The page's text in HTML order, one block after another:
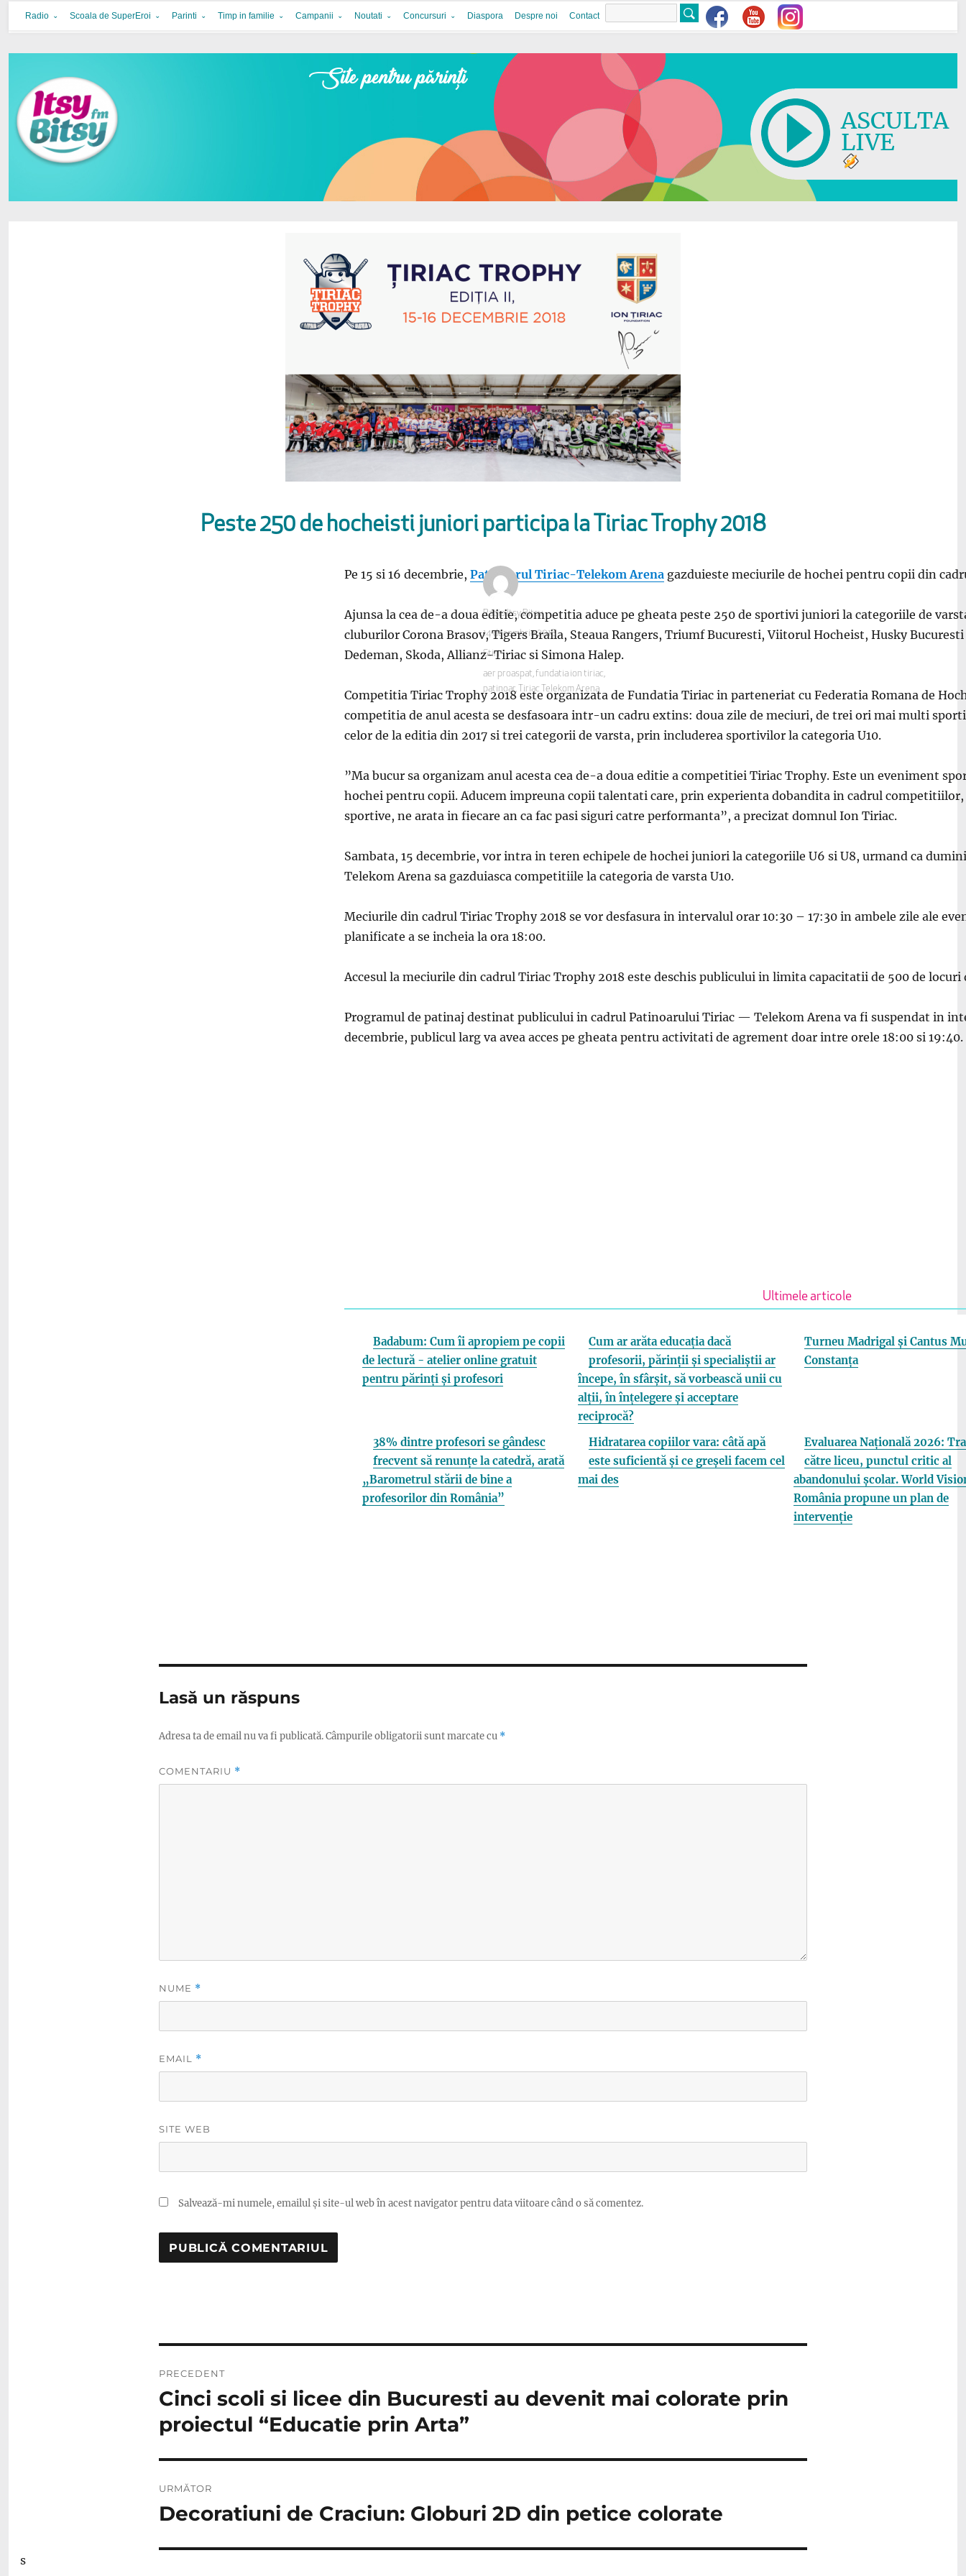
Itsy Bitsy
bucurie in familie
Radio Scoala de SuperEroi Parinti Timp in familie Campanii Noutati Concursuri Diaspora Despre noi Contact
ASCULTA
LIVE
Peste 250 de hocheisti juniori participa la Tiriac Trophy 2018
Pe 15 si 16 decembrie, Patinoarul Tiriac-Telekom Arenagazduieste meciurile de hochei pentru copii din
Ajunsa la cea de-a doua editie, competitia aduce pe gheata peste 250 de sportivi juniori la categoriile de
cluburilor Corona Brasov, Tigers Braila, Steaua Rangers, Triumf Bucuresti, Viitorul Hocheist, Husky
Dedeman, Skoda, Allianz-Tiriac si Simona Halep.
Competitia Tiriac Trophy 2018 este organizata de Fundatia Tiriac in parteneriat cu Federatia Romana de
competitia de anul acesta se desfasoara intr-un cadru extins: doua zile de meciuri, de trei ori mai multi
celor de la editia din 2017 si trei categorii de varsta, prin includerea sportivilor la categoria U10.
”Ma bucur sa organizam anul acesta cea de-a doua editie a competitiei Tiriac Trophy. Este un eveniment
hochei pentru copii. Aducem impreuna copii talentati care, prin experienta dobandita in cadrul
sportive, ne arata in fiecare an ca fac pasi siguri catre performanta”, a precizat domnul Ion Tiriac.
Sambata, 15 decembrie, vor intra in teren echipele de hochei juniori la categoriile U6 si U8, urmand ca
Telekom Arena sa gazduiasca competitiile la categoria de varsta U10.
Meciurile din cadrul Tiriac Trophy 2018 se vor desfasura in intervalul orar 10:30 – 17:30 in ambele zile ale
planificate a se incheia la ora 18:00.
Accesul la meciurile din cadrul Tiriac Trophy 2018 este deschis publicului in limita capacitatii de 500 de
Programul de patinaj destinat publicului in cadrul Patinoarului Tiriac — Telekom Arena va fi suspendat in
decembrie, publicul larg va avea acces pe gheata pentru activitati de agrement doar intre orele 18:00 si 19:40.
Ultimele articole
Badabum: Cum îi apropiem pe copii
de lectură - atelier online gratuit
pentru părinți și profesori
Cum ar arăta educația dacă
profesorii, părinții și specialiștii ar
începe, în sfârșit, să vorbească unii cu
alții, în înțelegere și acceptare
reciprocă?
Turneu Madrigal și Cantus
Constanța
38% dintre profesori se gândesc
frecvent să renunțe la catedră, arată
„Barometrul stării de bine a
profesorilor din România”
Hidratarea copiilor vara: câtă apă
este suficientă și ce greșeli facem cel
mai des
Evaluarea Națională 2026:
către liceu, punctul critic al
abandonului școlar. World
România propune un plan de
intervenție
Autor
Radio Itsy Bitsy
Publicat
pe
14 decembrie 2018
Categorii
Stiri
Etichete
aer proaspat,fundatia ion tiriac,
patinoar, Tiriac Telekom Arena
Lasă un răspuns
Adresa ta de email nu va fi publicată.Câmpurile obligatorii sunt marcate cu *
COMENTARIU *
NUME *
EMAIL *
SITE WEB
Salvează-mi numele, emailul și site-ul web în acest navigator pentru data viitoare când o să comentez.
în
articole
PRECEDENT
Articolul
anterior:
Cinci scoli si licee din Bucuresti au devenit mai colorate prin
proiectul “Educatie prin Arta”
URMĂTOR
Articolul
Decoratiuni de Craciun: Globuri 2D din petice colorate
s